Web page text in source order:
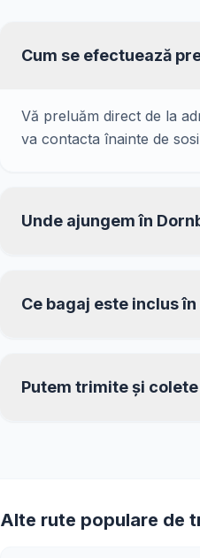
Cum se efectuează
Vă preluăm direct de la
va contacta înainte de
Unde ajungem în
Ce bagaj este inclus
Putem trimite și
Alte rute populare de